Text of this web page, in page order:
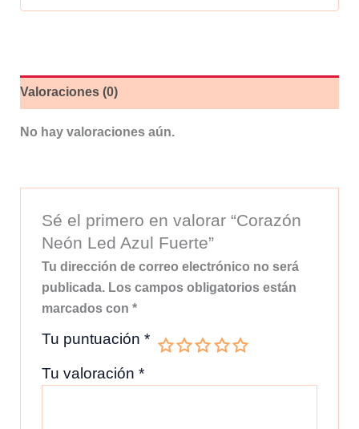
Valoraciones (0)
No hay valoraciones aún.
Sé el primero en valorar “Corazón
Neón Led Azul Fuerte”
Tu dirección de correo electrónico no será
publicada. Los campos obligatorios están
marcados con*
Tu puntuación*
Tu valoración*